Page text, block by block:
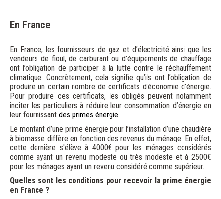
En France
En France, les fournisseurs de gaz et d’électricité ainsi que les
vendeurs de fioul, de carburant ou d’équipements de chauffage
ont l’obligation de participer à la lutte contre le réchauffement
climatique. Concrètement, cela signifie qu’ils ont l’obligation de
produire un certain nombre de certificats d’économie d’énergie.
Pour produire ces certificats, les obligés peuvent notamment
inciter les particuliers à réduire leur consommation d’énergie en
leur fournissant des primes énergie.
Le montant d’une prime énergie pour l’installation d’une chaudière
à biomasse diffère en fonction des revenus du ménage. En effet,
cette dernière s'élève à 4000€ pour les ménages considérés
comme ayant un revenu modeste ou très modeste et à 2500€
pour les ménages ayant un revenu considéré comme supérieur.
Quelles sont les conditions pour recevoir la prime énergie
en France ?